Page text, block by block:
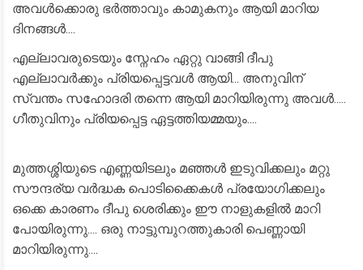
അവൾക്കൊരു ഭർത്താവും കാമുകനും ആയി മാറിയ
ദിനങ്ങൾ....
എല്ലാവരുടെയും സ്നേഹം ഏറ്റു വാങ്ങി ദീപു
എല്ലാവർക്കും പ്രിയപ്പെട്ടവൾ ആയി... അനുവിന്
സ്വന്തം സഹോദരി തന്നെ ആയി മാറിയിരുന്നു അവൾ.....
ഗീതുവിനും പ്രിയപ്പെട്ട ഏട്ടത്തിയമ്മയും....
മുത്തശ്ശിയുടെ എണ്ണയിടലും മഞ്ഞൾ ഇടുവിക്കലും മറ്റു
സൗന്ദര്യ വർദ്ധക പൊടിക്കൈകൾ പ്രയോഗിക്കലും
ഒക്കെ കാരണം ദീപു ശെരിക്കും ഈ നാളുകളിൽ മാറി
പോയിരുന്നു.... ഒരു നാട്ടുമ്പുറത്തുകാരി പെണ്ണായി
മാറിയിരുന്നു....